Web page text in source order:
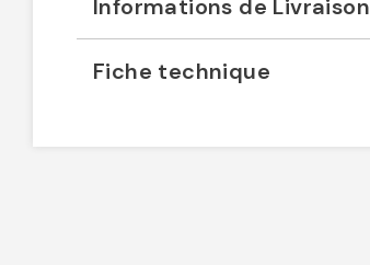
Informations de Livraison
Fiche technique